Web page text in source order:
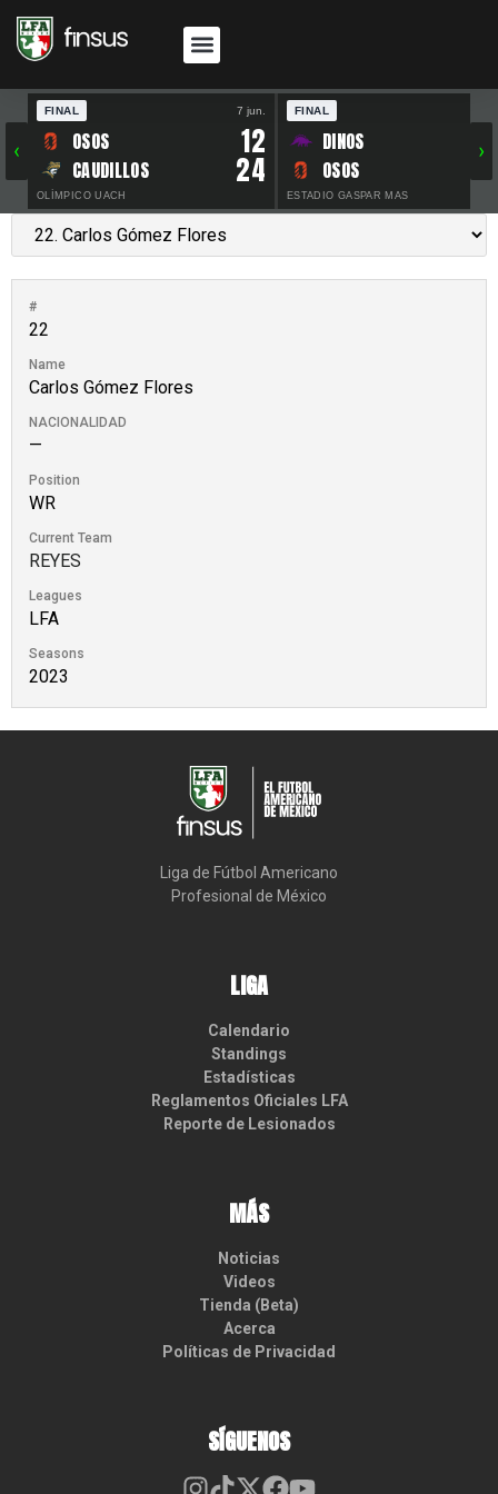
‹
FINAL 7 jun.
OSOS 12
CAUDILLOS 24
OLÍMPICO UACH
FINAL
DINOS
OSOS
ESTADIO GASPAR MAS
›
#
22
Name
Carlos Gómez Flores
NACIONALIDAD
—
Position
WR
Current Team
REYES
Leagues
LFA
Seasons
2023
Liga de Fútbol Americano
Profesional de México
LIGA
Calendario
Standings
Estadísticas
Reglamentos Oficiales LFA
Reporte de Lesionados
MÁS
Noticias
Videos
Tienda (Beta)
Acerca
Políticas de Privacidad
SÍGUENOS